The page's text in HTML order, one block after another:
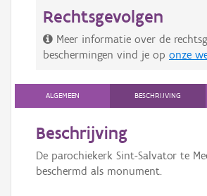
Rechtsgevolgen
Meer informatie over de
beschermingen vind je op onze
ALGEMEEN BESCHRIJVING
Beschrijving
De parochiekerk Sint-Salvator te
beschermd als monument.